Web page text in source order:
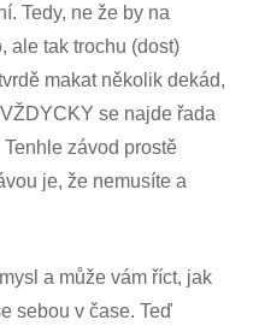
Tedy, ne že by na
ale tak trochu (dost)
makat několik dekád,
se najde řada
závod prostě
je, že nemusíte a
a může vám říct, jak
sebou v čase. Teď